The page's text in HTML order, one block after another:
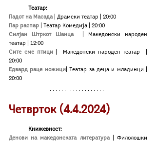
Театар:
Падот на Масада | Драмски театар | 20:00
Пар распар
| Театар Комедија
| 20:00
Силјан Штркот Шанца
| Македонски народен
театар
| 12:00
Сите сме птици
|  Македонски народен театар
20:00
Едвард раце ножици| Театар за деца и младинци |
20:00
Четврток (4.4.2024)
Книжевност:
Денови на македонската литература
Филолошки